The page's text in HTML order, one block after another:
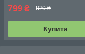
799 ₴ 820 ₴
Купити